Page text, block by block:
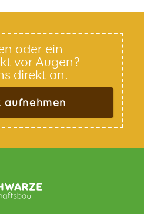
oder ein
vor Augen?
direkt an.
aufnehmen